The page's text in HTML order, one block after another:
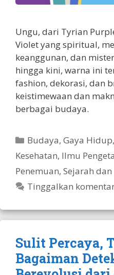
Ungu, dari Tyrian
Violet yang spiritual,
keanggunan, dan
hingga kini, warna ini
fashion, dekorasi, dan
keistimewaan dan
berbagai budaya.
Kategori
Budaya,Gaya Hidup
Kesehatan, Ilmu
Penemuan, Sejarah
Tinggalkan
Sulit Percaya,
Bagaiman